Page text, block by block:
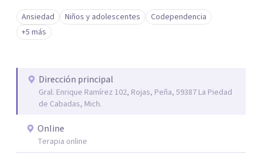
a tus necesidades específicas. Estoy aquí para escucharte
y brindarte las herramientas necesarias para fortalecer
tu paz mental.
Ansiedad Niños y adolescentes
Codependencia
+5 más
Dirección principal
Gral. Enrique Ramírez 102, Rojas, Peña, 59387 La Piedad
de Cabadas, Mich.
Online
Terapia online